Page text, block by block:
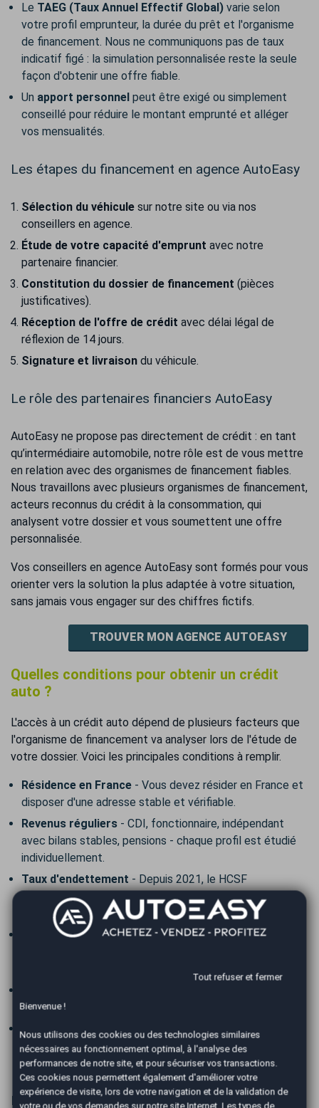
Le TAEG (Taux Annuel Effectif Global) varie selon
votre profil emprunteur, la durée du prêt et l'organisme
de financement. Nous ne communiquons pas de taux
indicatif figé : la simulation personnalisée reste la seule
façon d'obtenir une offre fiable.
Un apport personnel peut être exigé ou simplement
conseillé pour réduire le montant emprunté et alléger
vos mensualités.
Les étapes du financement en agence AutoEasy
Sélection du véhicule sur notre site ou via nos
conseillers en agence.
Étude de votre capacité d'emprunt avec notre
partenaire financier.
Constitution du dossier de financement (pièces
justificatives).
Réception de l'offre de crédit avec délai légal de
réflexion de 14 jours.
Signature et livraison du véhicule.
Le rôle des partenaires financiers AutoEasy
AutoEasy ne propose pas directement de crédit : en tant
qu’intermédiaire automobile, notre rôle est de vous mettre
en relation avec des organismes de financement fiables.
Nous travaillons avec plusieurs organismes de financement,
acteurs reconnus du crédit à la consommation, qui
analysent votre dossier et vous soumettent une offre
personnalisée.
Vos conseillers en agence AutoEasy sont formés pour vous
orienter vers la solution la plus adaptée à votre situation,
sans jamais vous engager sur des chiffres fictifs.
TROUVER MON AGENCE AUTOEASY
Quelles conditions pour obtenir un crédit
auto ?
L'accès à un crédit auto dépend de plusieurs facteurs que
l'organisme de financement va analyser lors de l'étude de
votre dossier. Voici les principales conditions à remplir.
Résidence en France - Vous devez résider en France et
disposer d'une adresse stable et vérifiable.
Revenus réguliers - CDI, fonctionnaire, indépendant
avec bilans stables, pensions - chaque profil est étudié
individuellement.
Taux d'endettement - Depuis 2021, le HCSF
recommande un taux d'endettement maximal de 35 %
des revenus nets (assurance emprunteur incluse).
Absence de fichage FICP - Ne pas être inscrit au Fichier
de la souscription du crédit.
Co-emprunteur possible- Ajouter un co-emprunteur
peut renforcer votre dossier et augmenter votre
capacité d'emprunt.
Le rôle des partenaires financiers AutoEasy
Tout refuser et fermer
Bienvenue !
Nous utilisons des cookies ou des technologies similaires
nécessaires au fonctionnement optimal, à l'analyse des
performances de notre site, et pour sécuriser vos transactions.
Ces cookies nous permettent également d'améliorer votre
expérience de visite, lors de votre navigation et de la validation de
votre ou de vos demandes sur notre site Internet. Les types de